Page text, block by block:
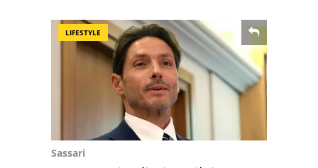
LIFESTYLE
Sassari